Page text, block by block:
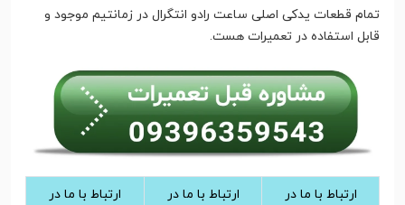
تمام قطعات یدکی اصلی ساعت رادو انتگرال در زمانتیم موجود و
قابل استفاده در تعمیرات هست.
ارتباط با ما در
ارتباط با ما در
ارتباط با ما در